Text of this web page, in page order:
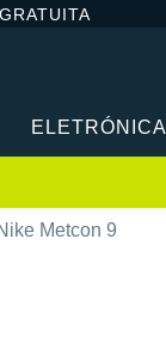
ELETRÓNICA
Metcon 9